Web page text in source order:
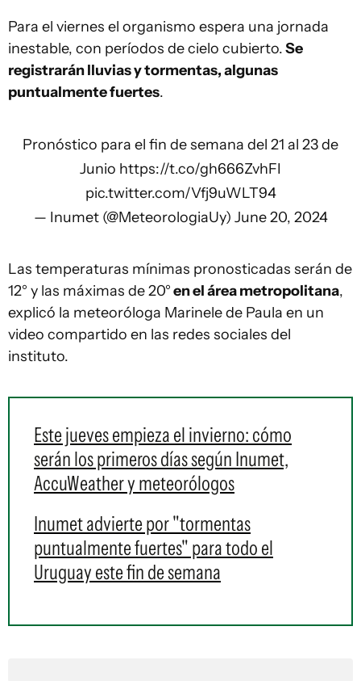
Para el viernes el organismo espera una jornada
inestable, con períodos de cielo cubierto.Se
registrarán lluvias y tormentas, algunas
puntualmente fuertes.
Pronóstico para el fin de semana del 21 al 23 de
Junio https://t.co/gh666ZvhFI
pic.twitter.com/Vfj9uWLT94
— Inumet(@MeteorologiaUy) June 20, 2024
Las temperaturas mínimas pronosticadas serán de
12° y las máximas de 20°en el área metropolitana,
explicó la meteoróloga Marinele de Paula en un
video compartido en las redes sociales del
instituto.
Este jueves empieza el invierno: cómo
serán los primeros días según Inumet,
AccuWeather y meteorólogos
Inumet advierte por "tormentas
puntualmente fuertes" para todo el
Uruguay este fin de semana